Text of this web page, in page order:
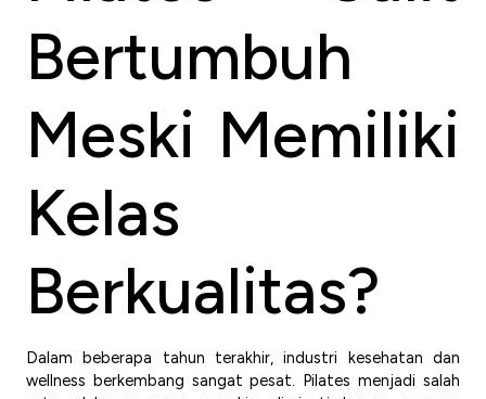
Bertumbuh
Meski Memiliki
Kelas
Berkualitas?
Dalam beberapa tahun terakhir, industri kesehatan dan
wellness berkembang sangat pesat. Pilates menjadi salah